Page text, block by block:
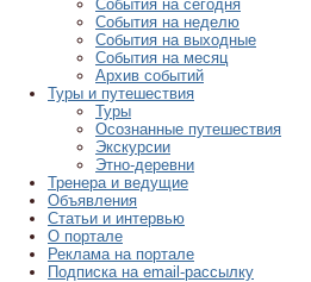
События на сегодня
События на неделю
События на выходные
События на месяц
Архив событий
Туры и путешествия
Туры
Осознанные путешествия
Экскурсии
Этно-деревни
Тренера и ведущие
Объявления
Статьи и интервью
О портале
Реклама на портале
Подписка на email-рассылку